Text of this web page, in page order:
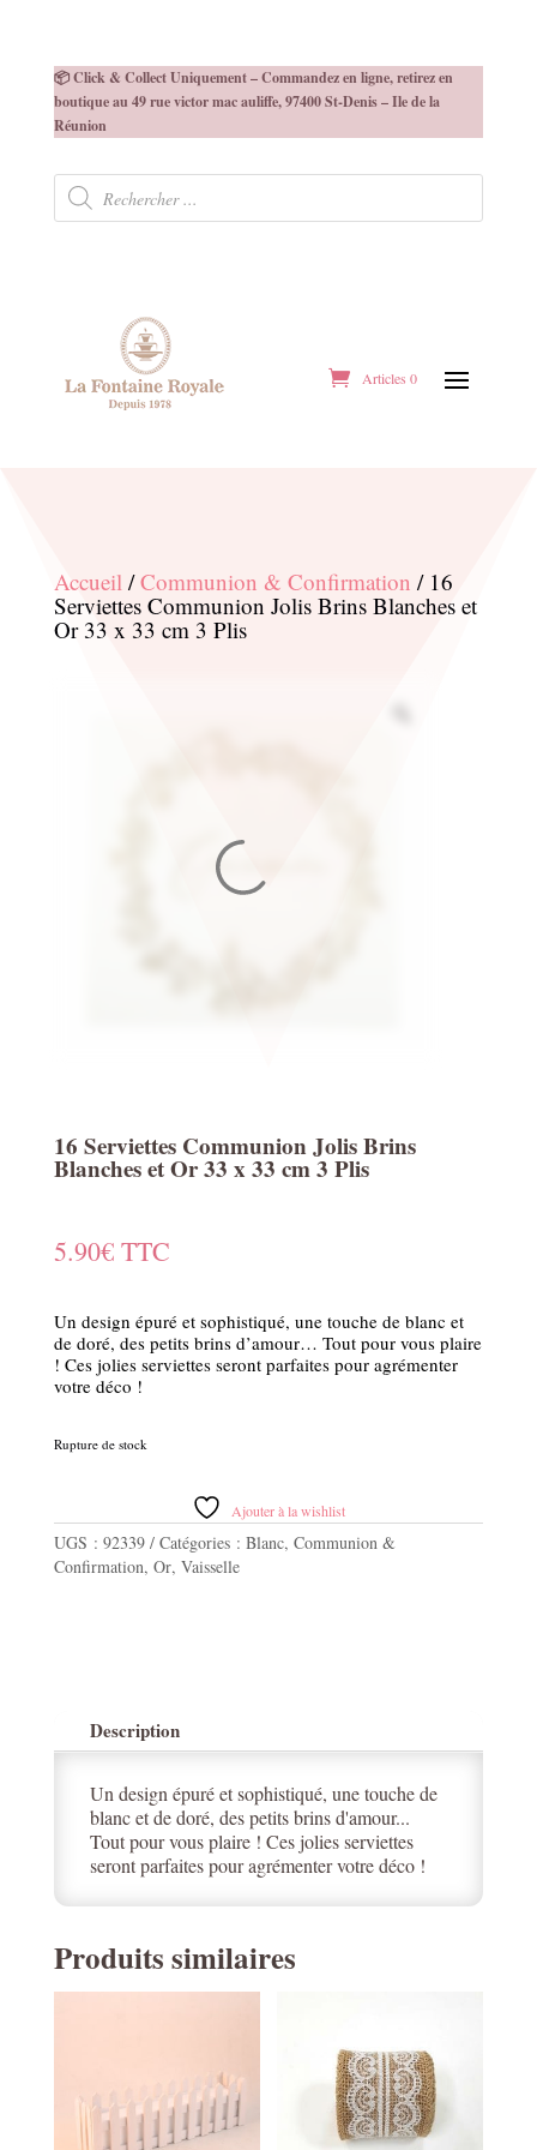
📦 Click & Collect Uniquement – Commandez en ligne, retirez en
boutique au 49 rue victor mac auliffe, 97400 St-Denis – Ile de la
Réunion
Recherche
produits
Articles 0
Accueil/Communion & Confirmation / 16
Serviettes Communion Jolis Brins Blanches et
Or 33 x 33 cm 3 Plis
16 Serviettes Communion Jolis Brins
Blanches et Or 33 x 33 cm 3 Plis
5.90€ TTC
Un design épuré et sophistiqué, une touche de blanc et
de doré, des petits brins d’amour… Tout pour vous plaire
! Ces jolies serviettes seront parfaites pour agrémenter
votre déco !
Rupture de stock
Ajouter à la wishlist
UGS : 92339 Catégories : Blanc, Communion &
Confirmation, Or, Vaisselle
Description
Un design épuré et sophistiqué, une touche de
blanc et de doré, des petits brins d'amour...
Tout pour vous plaire ! Ces jolies serviettes
seront parfaites pour agrémenter votre déco !
Produits similaires